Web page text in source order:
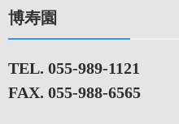
博寿園
TEL. 055-989-1121
FAX. 055-988-6565